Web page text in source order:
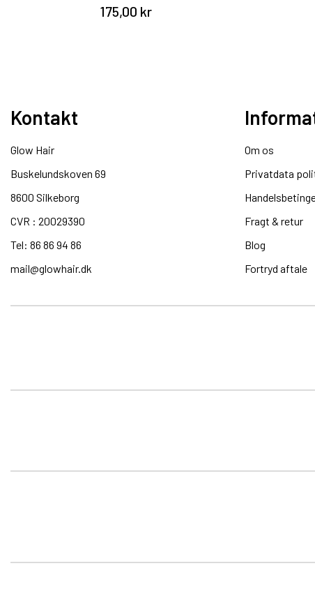
225,00 kr
Kontakt
Glow Hair
Buskelundskoven 69
8600 Silkeborg​
CVR : 20029390​
Tel: 86 86 94 86
mail@glowhair.dk
Om os
Privatdata
Fragt & retur
Blog
Fortryd aftale